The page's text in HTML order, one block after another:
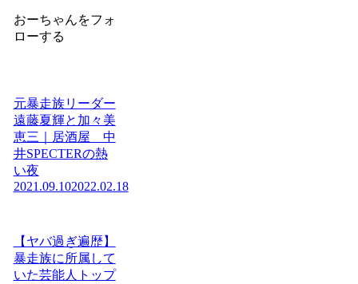
おーちゃんをフォ
ローする
元暴走族リーダー
遠藤夏輝と加々美
恵三｜居酒屋 中
井SPECTERの熱
い夜
2021.09.102022.02.18
【ヤバ過ぎ遍歴】
暴走族に所属して
いた芸能人トップ